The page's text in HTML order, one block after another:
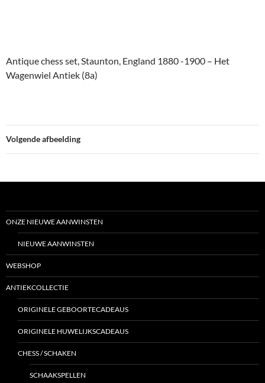
Antique chess set, Staunton, England 1880 -1900 – Het
Wagenwiel Antiek (8a)
Volgende afbeelding
ONZE NIEUWE AANWINSTEN
NIEUWE AANWINSTEN
WEBSHOP
ANTIEKCOLLECTIE
ORIGINELE GEBOORTECADEAUS
ORIGINELE HUWELIJKSCADEAUS
CHESS / SCHAKEN
SCHAAKSPELLEN